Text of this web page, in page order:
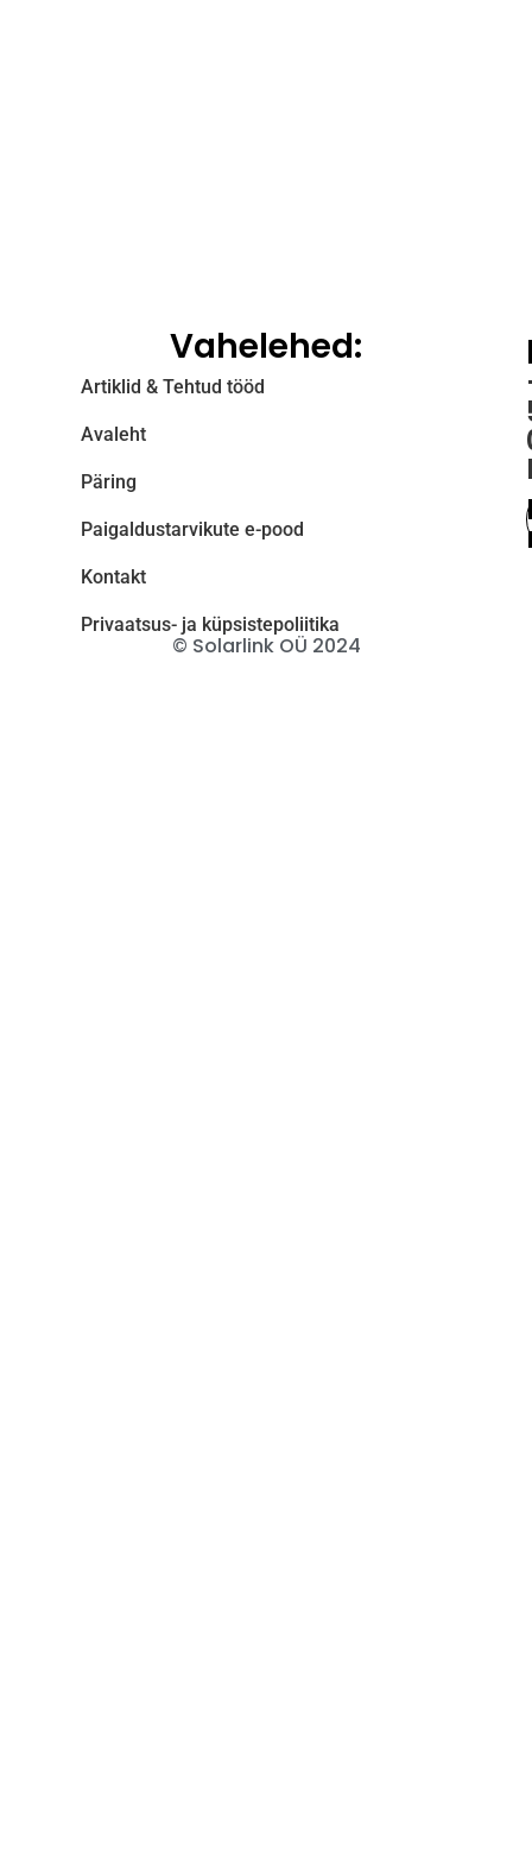
Vahelehed:
Artiklid & Tehtud tööd
Avaleht
Päring
Paigaldustarvikute e-pood
Kontakt
Privaatsus- ja küpsistepoliitika
© Solarlink OÜ 2024